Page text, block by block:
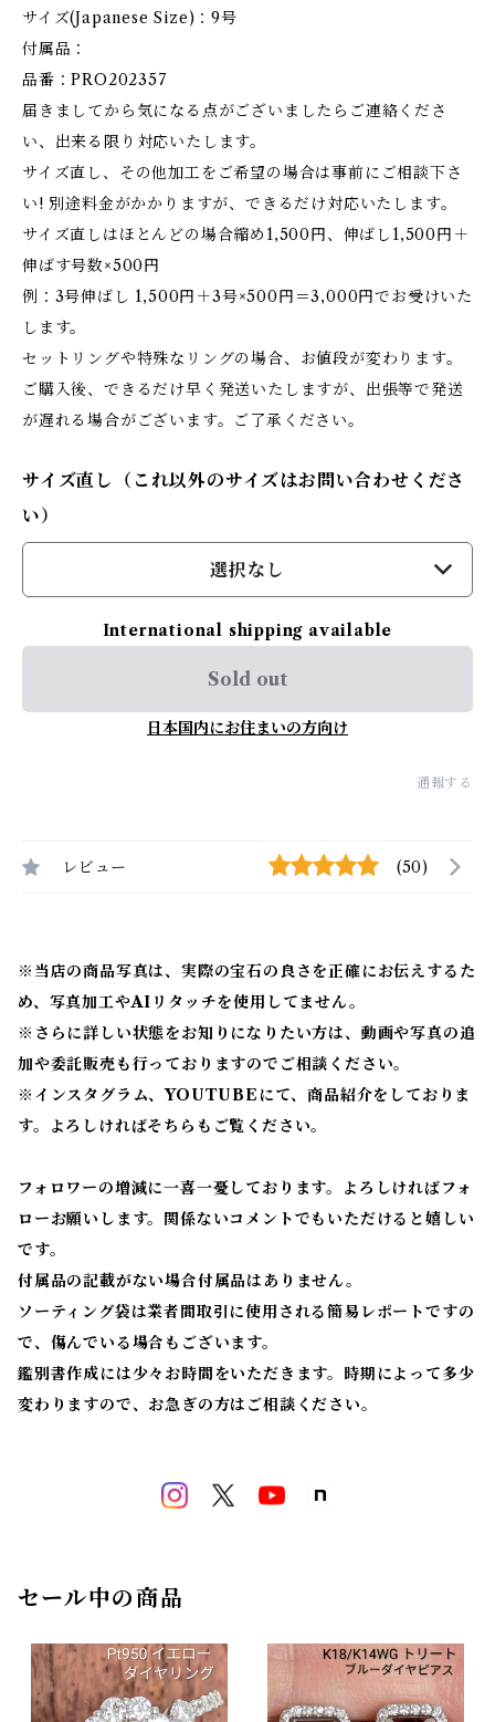
サイズ(Japanese Size)：9号
付属品：
品番：PRO202357
届きましてから気になる点がございましたらご連絡くださ
い、出来る限り対応いたします。
サイズ直し、その他加工をご希望の場合は事前にご相談下さ
い! 別途料金がかかりますが、できるだけ対応いたします。
サイズ直しはほとんどの場合縮め1,500円、伸ばし1,500円＋
伸ばす号数×500円
例：3号伸ばし 1,500円＋3号×500円＝3,000円でお受けいた
します。
セットリングや特殊なリングの場合、お値段が変わります。
ご購入後、できるだけ早く発送いたしますが、出張等で発送
が遅れる場合がございます。ご了承ください。
サイズ直し（これ以外のサイズはお問い合わせくださ
い）
選択なし
International shipping available
Sold out
日本国内にお住まいの方向け
通報する
レビュー (50)
※当店の商品写真は、実際の宝石の良さを正確にお伝えするた
め、写真加工やAIリタッチを使用してません。
※ さらに詳しい状態をお知りになりたい方は、動画や写真の追
加や委託販売も行っておりますのでご相談ください。
※ インスタグラム、YOUTUBEにて、商品紹介をしておりま
す。よろしければそちらもご覧ください。
フォロワーの増減に一喜一憂しております。よろしければフォ
ローお願いします。関係ないコメントでもいただけると嬉しい
です。
付属品の記載がない場合付属品はありません。
ソーティング袋は業者間取引に使用される簡易レポートですの
で、傷んでいる場合もございます。
鑑別書作成には少々お時間をいただきます。時期によって多少
変わりますので、お急ぎの方はご相談ください。
セール中の商品